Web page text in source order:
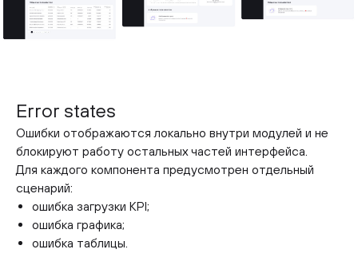
Error states
Ошибки отображаются локально внутри модулей и не
блокируют работу остальных частей интерфейса.
Для каждого компонента предусмотрен отдельный
сценарий:
ошибка загрузки KPI;
ошибка графика;
ошибка таблицы.